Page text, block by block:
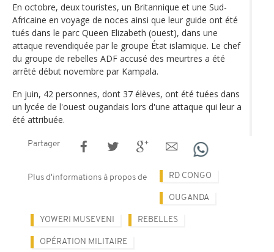
En octobre, deux touristes, un Britannique et une Sud-
Africaine en voyage de noces ainsi que leur guide ont été
tués dans le parc Queen Elizabeth (ouest), dans une
attaque revendiquée par le groupe État islamique. Le chef
du groupe de rebelles ADF accusé des meurtres a été
arrêté début novembre par Kampala.
En juin, 42 personnes, dont 37 élèves, ont été tuées dans
un lycée de l'ouest ougandais lors d'une attaque qui leur a
été attribuée.
Partager
Plus d'informations à propos de RD CONGO
OUGANDA
YOWERI MUSEVENI REBELLES
OPÉRATION MILITAIRE